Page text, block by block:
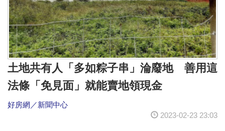
土地共有人「多如粽子串」淪廢地 善用這
法條「免見面」就能賣地領現金
好房網／新聞中心
2023-02-23 23:03